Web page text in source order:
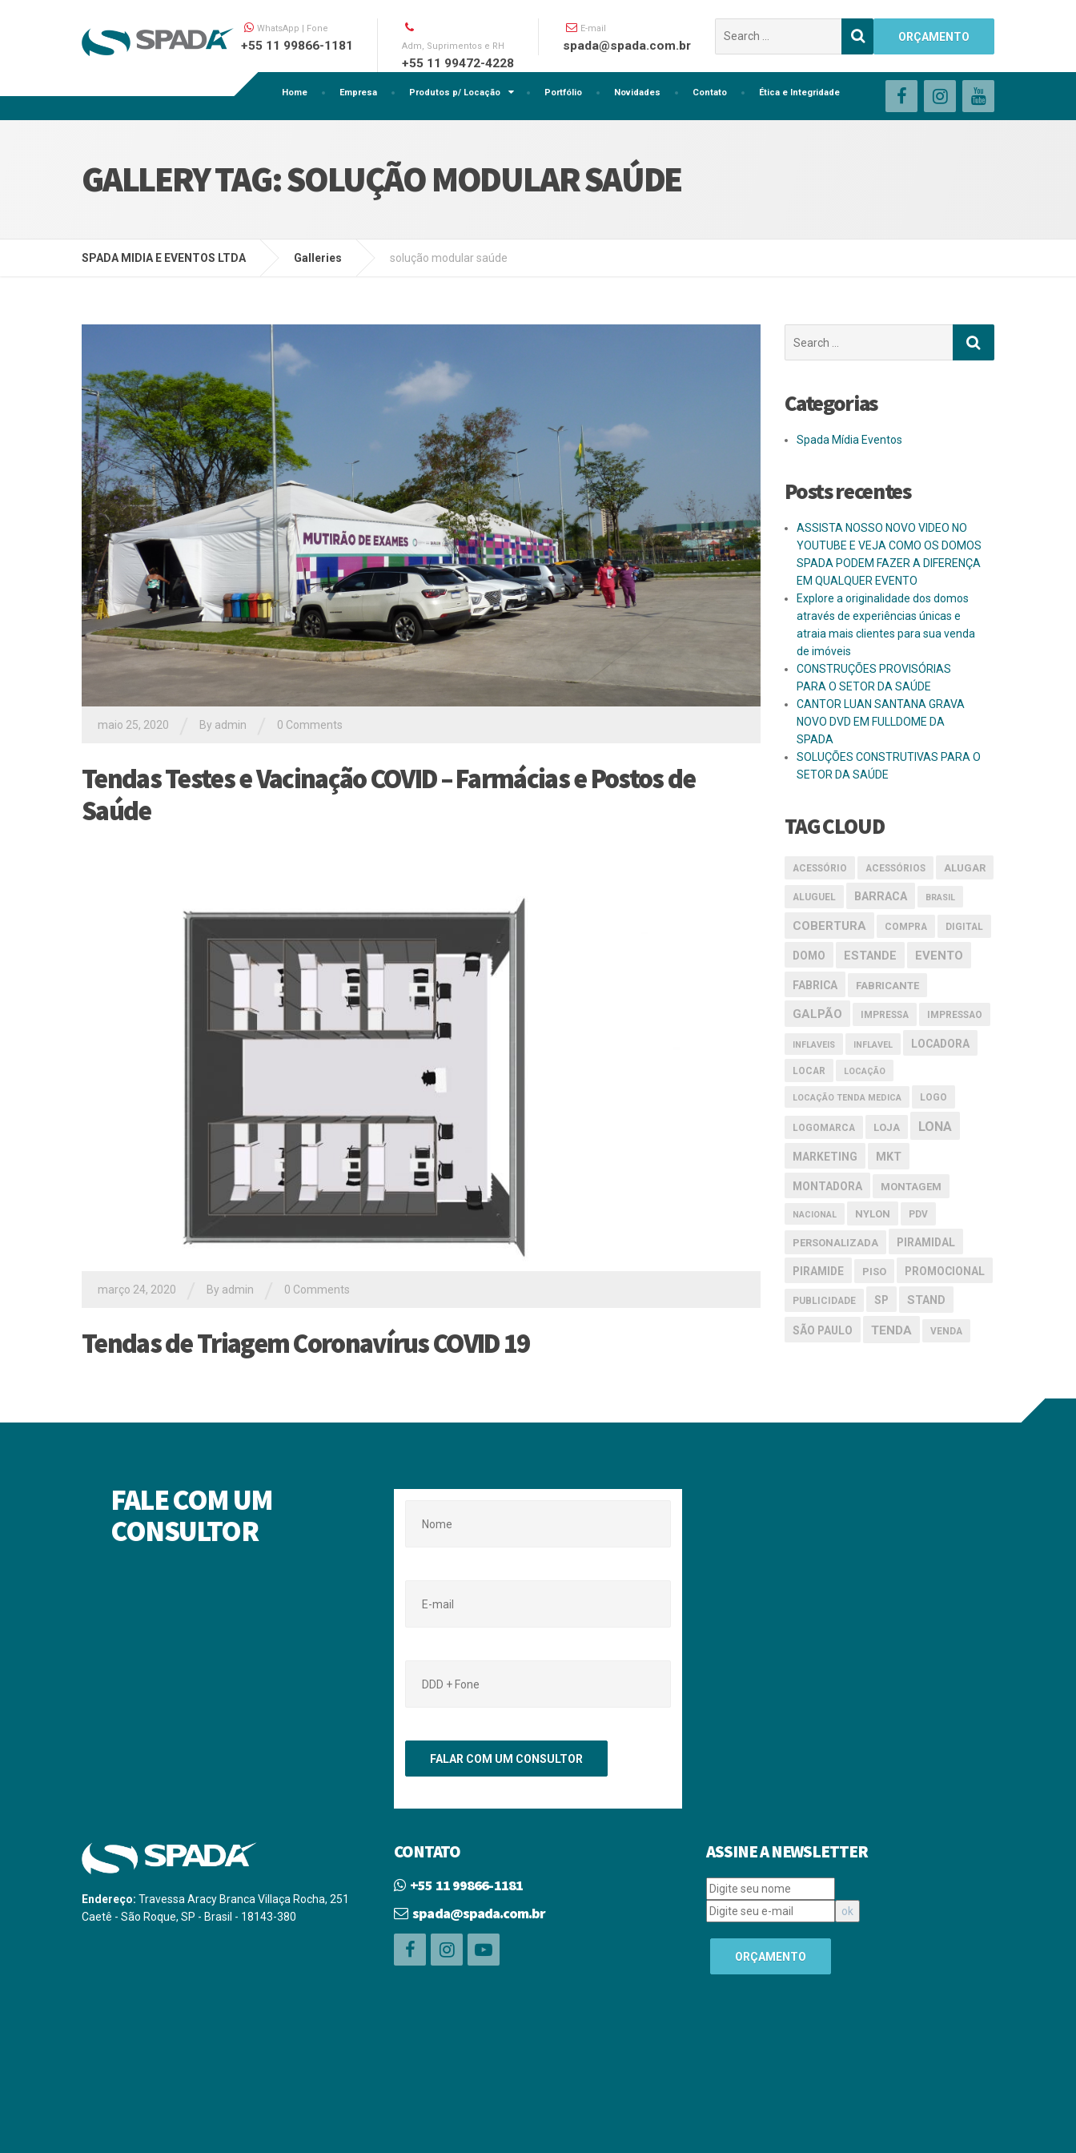
Home Empresa Produtos p/ Locação Portfólio Novidades Contato Ética e Integridade
WhatsApp | Fone
+55 11 99866-1181 Adm, Suprimentos e RH
+55 11 99472-4228
E-mail
spada@spada.com.br
por:
ORÇAMENTO
GALLERY TAG:SOLUÇÃO MODULAR SAÚDE
SPADA MIDIA E EVENTOS LTDA Galleries solução modular saúde
maio 25, 2020 By admin 0 Comments
Tendas Testes e Vacinação COVID – Farmácias e Postos de
Saúde
março 24, 2020 By admin 0 Comments
Tendas de Triagem Coronavírus COVID 19
por:
Categorias
Spada Mídia Eventos
Posts recentes
ASSISTA NOSSO NOVO VIDEO NO
YOUTUBE E VEJA COMO OS DOMOS
SPADA PODEM FAZER A DIFERENÇA
EM QUALQUER EVENTO
Explore a originalidade dos domos
através de experiências únicas e
atraia mais clientes para sua venda
de imóveis
CONSTRUÇÕES PROVISÓRIAS
PARA O SETOR DA SAÚDE
CANTOR LUAN SANTANA GRAVA
NOVO DVD EM FULLDOME DA
SPADA
SOLUÇÕES CONSTRUTIVAS PARA O
SETOR DA SAÚDE
TAG CLOUD
ACESSÓRIO ACESSÓRIOS ALUGAR
ALUGUEL BARRACA BRASIL
COBERTURA COMPRA DIGITAL
DOMO ESTANDE EVENTO
FABRICA FABRICANTE
GALPÃO IMPRESSA IMPRESSAO
INFLAVEIS INFLAVEL LOCADORA
LOCAR LOCAÇÃO
LOCAÇÃO TENDA MEDICA LOGO
LOGOMARCA LOJA LONA
MARKETING MKT
MONTADORA MONTAGEM
NACIONAL NYLON PDV
PERSONALIZADA PIRAMIDAL
PIRAMIDE PISO PROMOCIONAL
PUBLICIDADE SP STAND
SÃO PAULO TENDA VENDA
FALE COM UM
CONSULTOR
Endereço: Travessa Aracy Branca Villaça Rocha, 251
Caetê - São Roque, SP - Brasil - 18143-380
CONTATO
+55 11 99866-1181
spada@spada.com.br
ASSINE A NEWSLETTER
ORÇAMENTO